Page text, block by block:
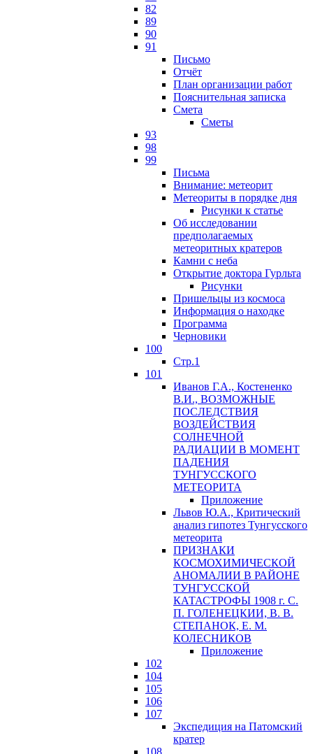
82
89
90
91
Письмо
Отчёт
План организации работ
Пояснительная записка
Смета
Сметы
93
98
99
Письма
Внимание: метеорит
Метеориты в порядке дня
Рисунки к статье
Об исследовании
предполагаемых
метеоритных кратеров
Камни с неба
Открытие доктора Гурльта
Рисунки
Пришельцы из космоса
Информация о находке
Программа
Черновики
100
Стр.1
101
Иванов Г.А., Костененко
В.И., ВОЗМОЖНЫЕ
ПОСЛЕДСТВИЯ
ВОЗДЕЙСТВИЯ
СОЛНЕЧНОЙ
РАДИАЦИИ В МОМЕНТ
ПАДЕНИЯ
ТУНГУССКОГО
MЕТЕОРИТА
Приложение
Львов Ю.A., Критический
анализ гипотез Тунгусского
метеорита
ПРИЗНАКИ
КОСМОХИМИЧЕСКОЙ
АНОМАЛИИ В РАЙОНЕ
ТУНГУССКОЙ
КАТАСТРОФЫ 1908 г. С.
П. ГОЛЕНЕЦКИИ, В. В.
СТЕПАНОК, Е. М.
КОЛЕСНИКОВ
Приложение
102
104
105
106
107
Экспедиция на Патомский
кратер
108